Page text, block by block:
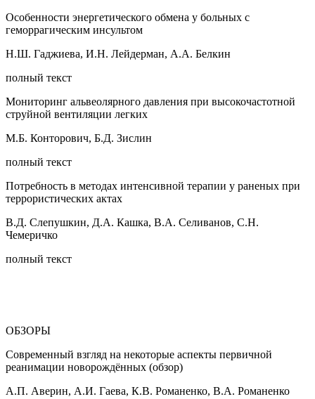
Особенности энергетического обмена у больных с
геморрагическим инсультом
Н.Ш. Гаджиева, И.Н. Лейдерман, А.А. Белкин
полный текст
Мониторинг альвеолярного давления при высокочастотной
струйной вентиляции легких
М.Б. Конторович, Б.Д. Зислин
полный текст
Потребность в методах интенсивной терапии у раненых при
террористических актах
В.Д. Слепушкин, Д.А. Кашка, В.А. Селиванов, С.Н.
Чемеричко
полный текст
ОБЗОРЫ
Современный взгляд на некоторые аспекты первичной
реанимации новорождённых (обзор)
А.П. Аверин, А.И. Гаева, К.В. Романенко, В.А. Романенко